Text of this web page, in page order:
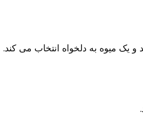
میوه به دلخواه انتخاب می کند.